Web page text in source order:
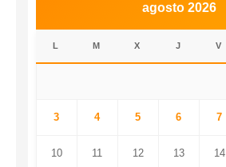
agosto 2026
L M X J V
3 4 5 6 7
10 11 12 13 14